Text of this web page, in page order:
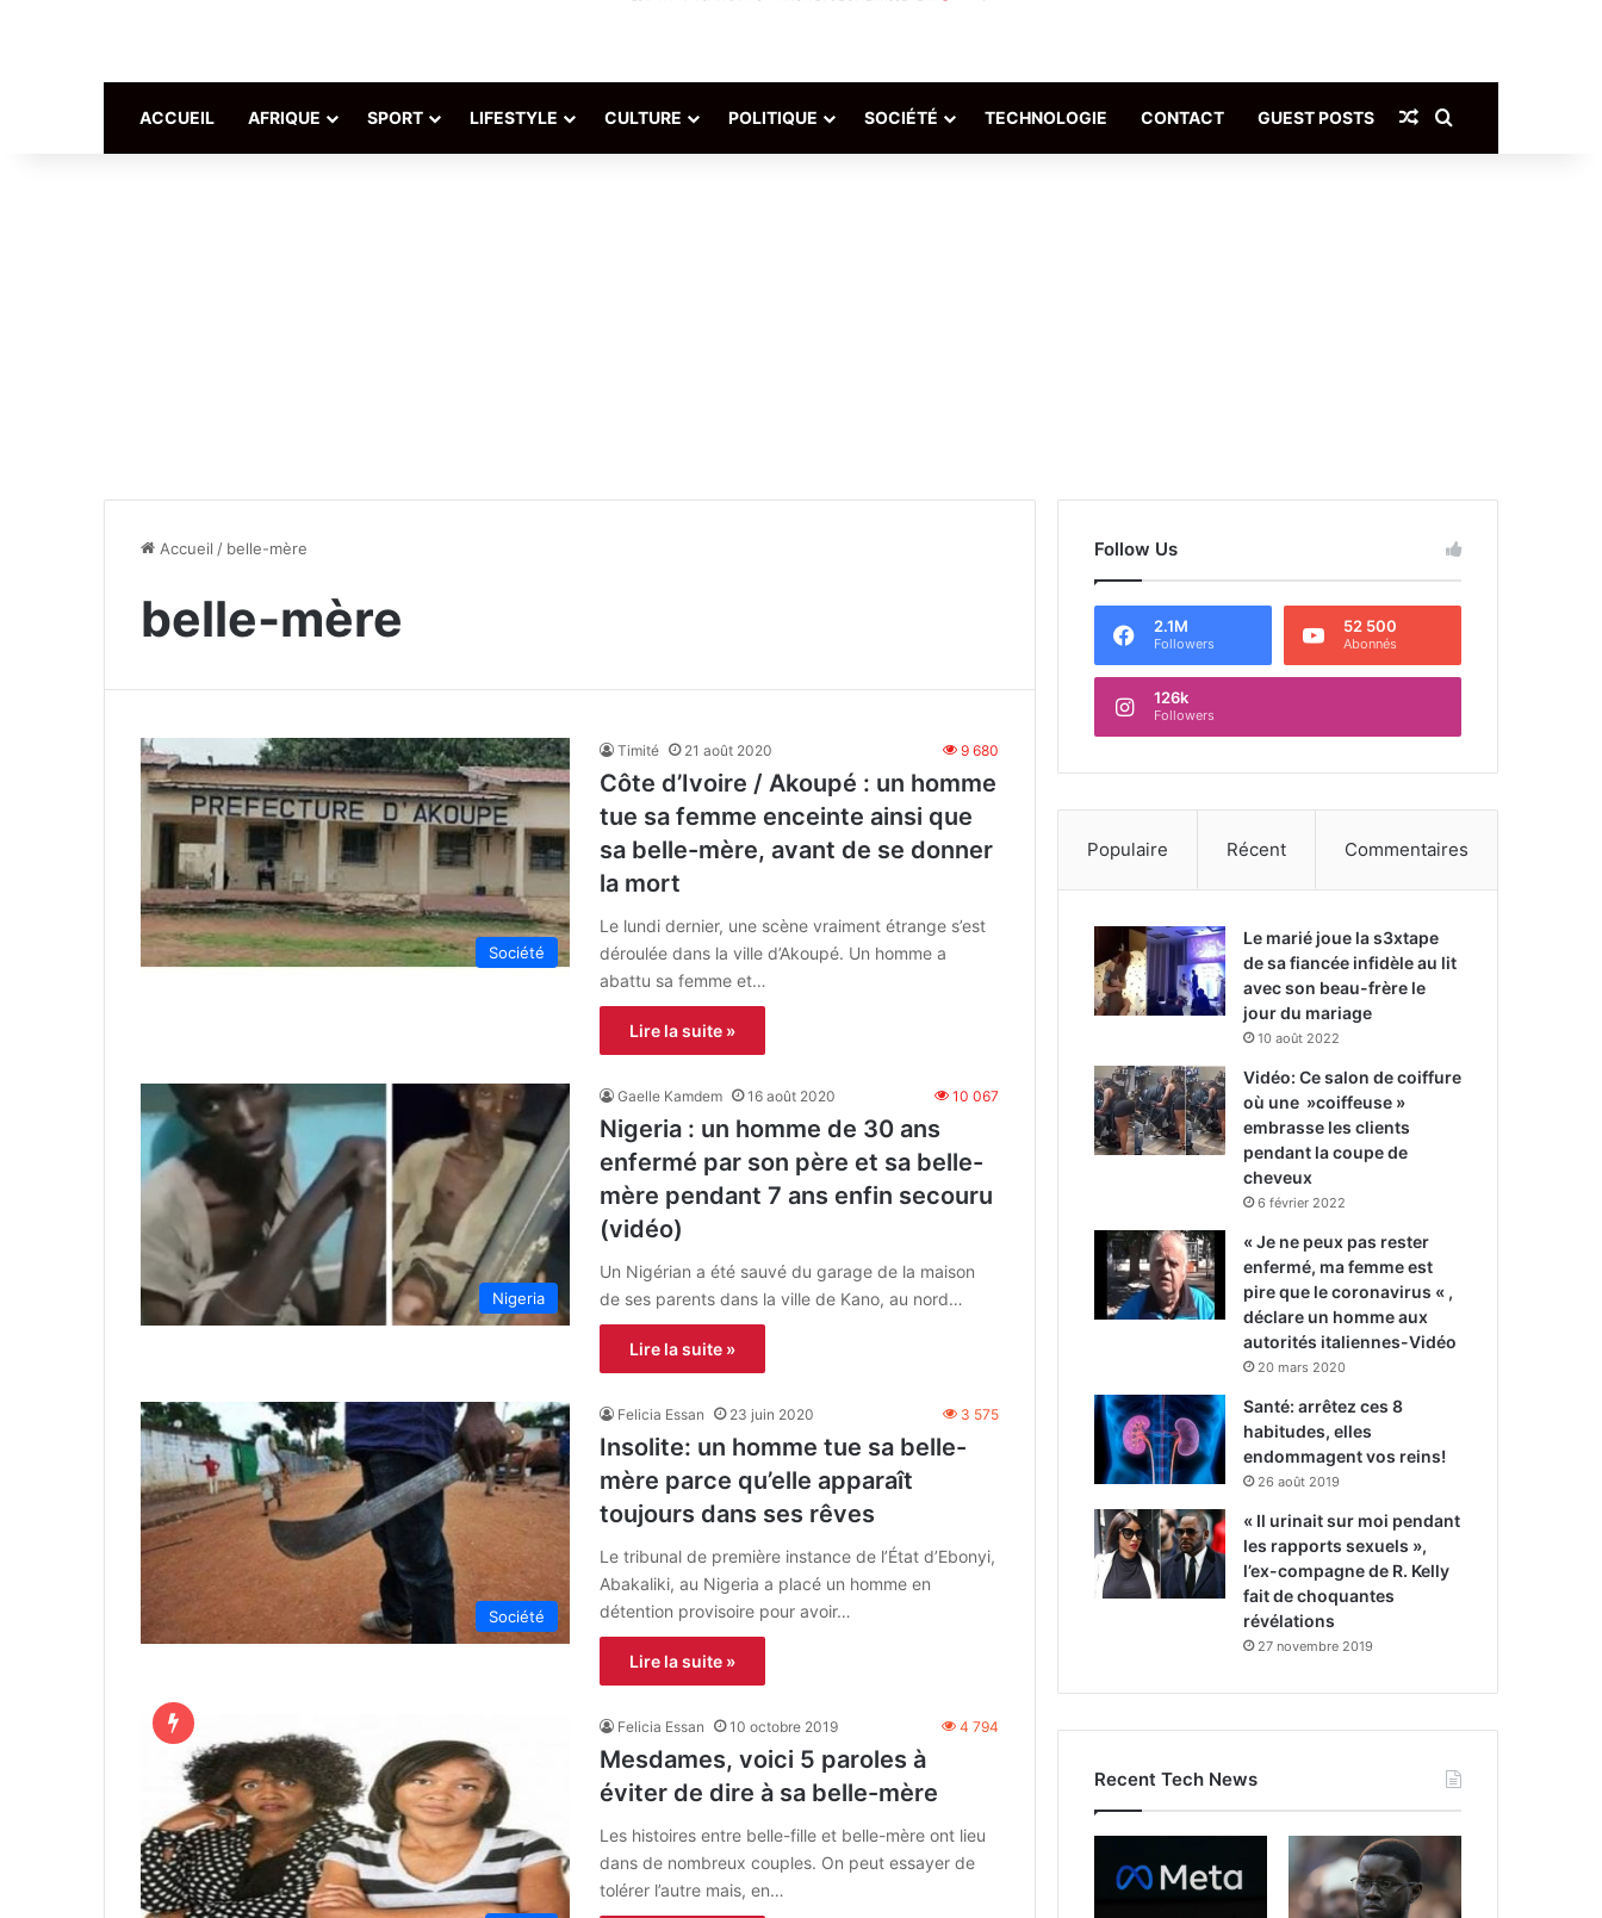
ACCUEIL AFRIQUE SPORT LIFESTYLE CULTURE POLITIQUE SOCIÉTÉ TECHNOLOGIE CONTACT GUEST POSTS Article Aléatoire
Accueil / belle-mère
belle-mère
Société
Timité 21 août 2020 9 680
Côte d’Ivoire / Akoupé : un homme
tue sa femme enceinte ainsi que
sa belle-mère, avant de se donner
la mort
Le lundi dernier, une scène vraiment étrange s’est
déroulée dans la ville d’Akoupé. Un homme a
abattu sa femme et…
Lire la suite »
Nigeria
Gaelle Kamdem 16 août 2020 10 067
Nigeria : un homme de 30 ans
enfermé par son père et sa belle-
mère pendant 7 ans enfin secouru
(vidéo)
Un Nigérian a été sauvé du garage de la maison
de ses parents dans la ville de Kano, au nord…
Lire la suite »
Société
Felicia Essan 23 juin 2020 3 575
Insolite: un homme tue sa belle-
mère parce qu’elle apparaît
toujours dans ses rêves
Le tribunal de première instance de l’État d’Ebonyi,
Abakaliki, au Nigeria a placé un homme en
détention provisoire pour avoir…
Lire la suite »
Felicia Essan 10 octobre 2019 4 794
Mesdames, voici 5 paroles à
éviter de dire à sa belle-mère
Les histoires entre belle-fille et belle-mère ont lieu
dans de nombreux couples. On peut essayer de
tolérer l’autre mais, en…
Follow Us
2.1M
Followers
52 500
Abonnés
126k
Followers
Populaire Récent Commentaires
Le marié joue la s3xtape
de sa fiancée infidèle au lit
avec son beau-frère le
jour du mariage
10 août 2022
Vidéo: Ce salon de coiffure
où une »coiffeuse »
embrasse les clients
pendant la coupe de
cheveux
6 février 2022
« Je ne peux pas rester
enfermé, ma femme est
pire que le coronavirus « ,
déclare un homme aux
autorités italiennes-Vidéo
20 mars 2020
Santé: arrêtez ces 8
habitudes, elles
endommagent vos reins!
26 août 2019
« Il urinait sur moi pendant
les rapports sexuels »,
l’ex-compagne de R. Kelly
fait de choquantes
révélations
27 novembre 2019
Recent Tech News